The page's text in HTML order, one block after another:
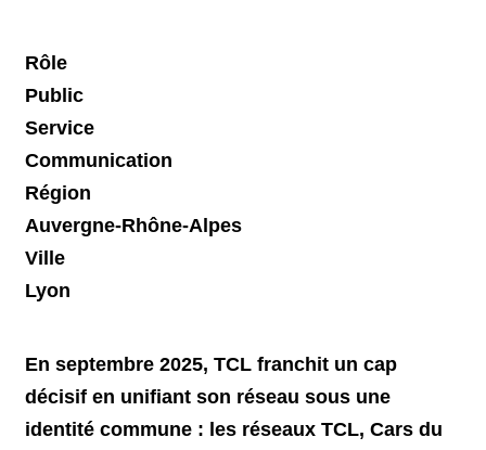
Rôle
Public
Service
Communication
Région
Auvergne-Rhône-Alpes
Ville
Lyon
En septembre 2025, TCL franchit un cap
décisif en unifiant son réseau sous une
identité commune : les réseaux TCL, Cars du